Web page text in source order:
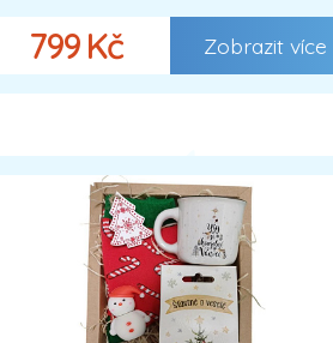
799 Kč Zobrazit více